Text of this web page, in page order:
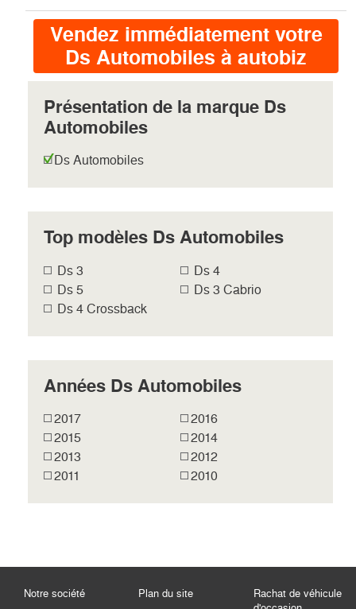
Vendez immédiatement votre
Ds Automobiles à autobiz
Présentation de la marque Ds
Automobiles
Ds Automobiles
Top modèles Ds Automobiles
Ds 3
Ds 4
Ds 5
Ds 3 Cabrio
Ds 4 Crossback
Années Ds Automobiles
2017
2016
2015
2014
2013
2012
2011
2010
Notre société
Plan du site
Rachat de véhicule